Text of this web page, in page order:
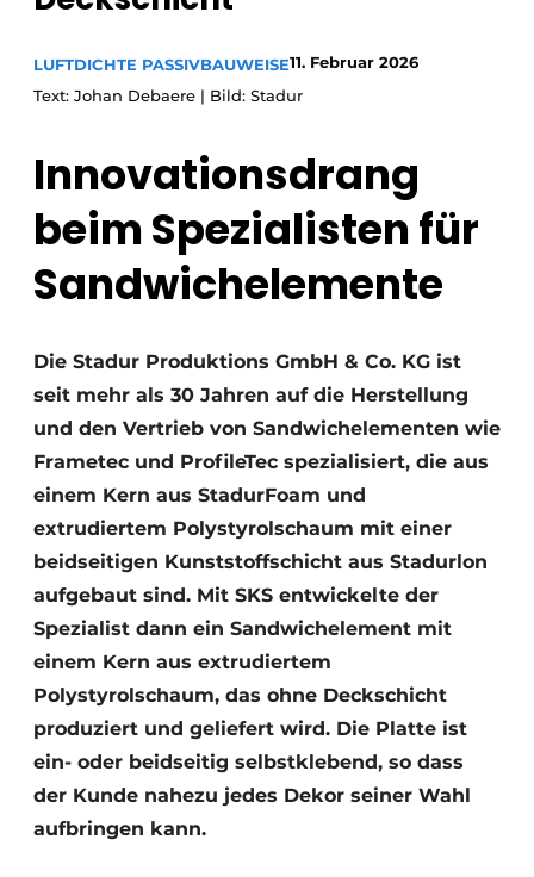
Profil
Ein Stellenangebot registrieren
Videos
Werben
LUFTDICHTE PASSIVBAUWEISE11. Februar 2026
Text: Johan Debaere | Bild: Stadur
Innovationsdrang
beim Spezialisten für
Sandwichelemente
Die Stadur Produktions GmbH & Co. KG ist
seit mehr als 30 Jahren auf die Herstellung
und den Vertrieb von Sandwichelementen wie
Frametec und ProfileTec spezialisiert, die aus
einem Kern aus StadurFoam und
extrudiertem Polystyrolschaum mit einer
beidseitigen Kunststoffschicht aus Stadurlon
aufgebaut sind. Mit SKS entwickelte der
Spezialist dann ein Sandwichelement mit
einem Kern aus extrudiertem
Polystyrolschaum, das ohne Deckschicht
produziert und geliefert wird. Die Platte ist
ein- oder beidseitig selbstklebend, so dass
der Kunde nahezu jedes Dekor seiner Wahl
aufbringen kann.